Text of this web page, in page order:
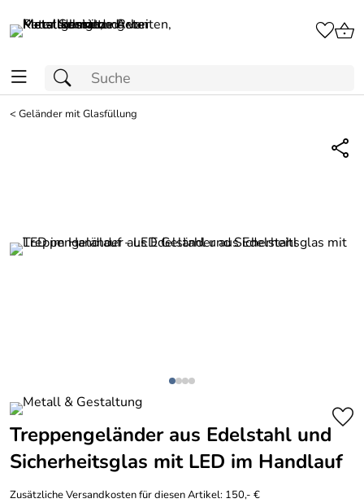
<Geländer mit Glasfüllung
Treppengeländer aus Edelstahl und
Sicherheitsglas mit LED im Handlauf
Zusätzliche Versandkosten für diesen Artikel: 150,- €